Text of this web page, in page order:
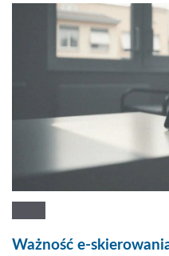
Ważność e-